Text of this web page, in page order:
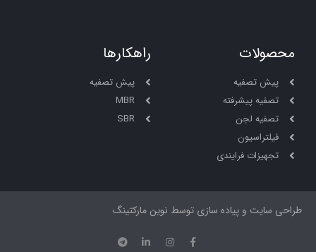
محصولات
پیش تصفیه
تصفیه پیشرفته
تصفیه لجن
فیلتراسیون
تجهیزات فرایندی
راهکارها
پیش تصفیه
MBR
SBR
طراحی سایت و پیاده سازی توسط نوین مارکتینگ